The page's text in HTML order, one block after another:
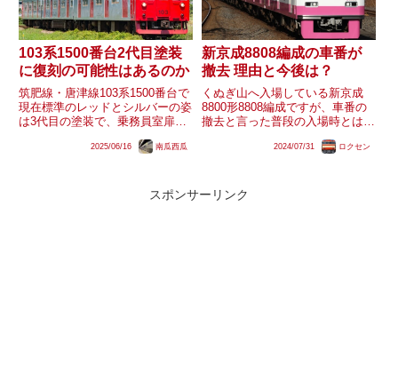
103系1500番台2代目塗装
に復刻の可能性はあるのか
筑肥線・唐津線103系1500番台で
現在標準のレッドとシルバーの姿
は3代目の塗装で、乗務員室扉が
れ、スカートに白線が入ったより
はこの姿でしたが、多彩な...
2025/06/16 南瓜西瓜
新京成8808編成の車番が
撤去 理由と今後は？
くぬぎ山へ入場している新京成
8800形8808編成ですが、車番の
撤去と言った普段の入場時とは異
京成電鉄との合併も控えておりま
るのでしょうか？
2024/07/31 ロクセン
スポンサーリンク